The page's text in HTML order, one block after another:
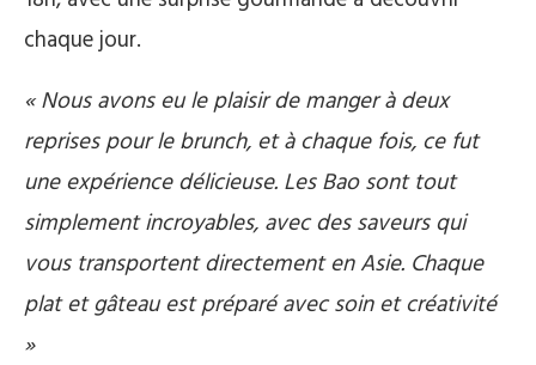
chaque jour.
« Nous avons eu le plaisir de manger à deux
reprises pour le brunch, et à chaque fois, ce fut
une expérience délicieuse. Les Bao sont tout
simplement incroyables, avec des saveurs qui
vous transportent directement en Asie. Chaque
plat et gâteau est préparé avec soin et créativité
»